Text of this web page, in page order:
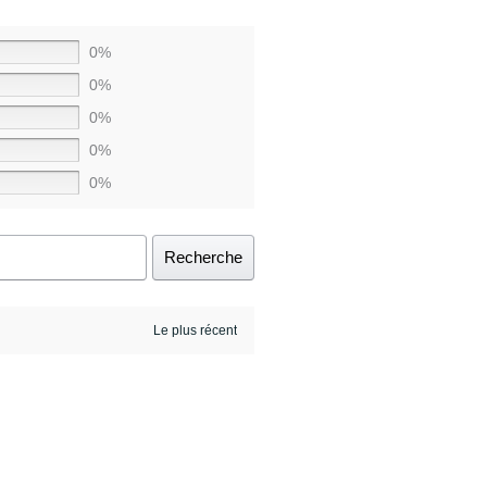
0%
0%
0%
0%
0%
Recherche